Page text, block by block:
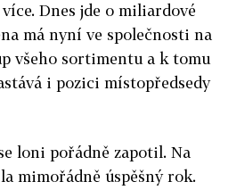
Dnes jde o miliardové
má nyní ve společnosti na
všeho sortimentu a k tomu
i pozici místopředsedy
loni pořádně zapotil. Na
mimořádně úspěšný rok.